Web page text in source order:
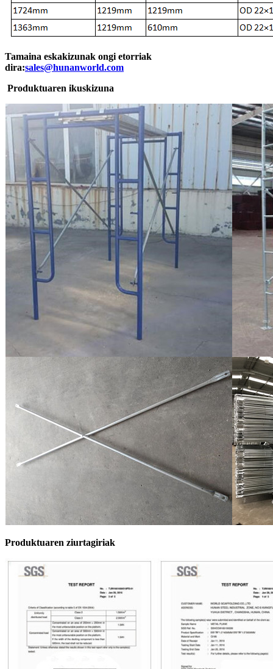
Tamaina eskakizunak ongi etorriak
dira:sales@hunanworld.com
Produktuaren ikuskizuna
Produktuaren ziurtagiriak